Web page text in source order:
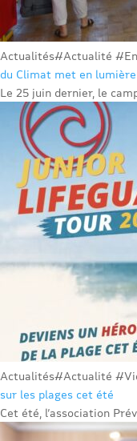
Actualités#Actualité
du Climat met en
Le 25 juin dernier, le
Actualités#Actualité
sur les plages cet été
Cet été, l’association